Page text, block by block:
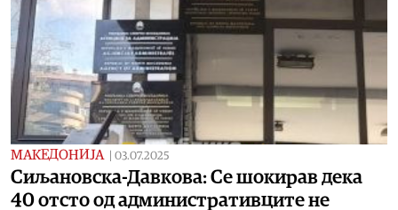
МАКЕДОНИЈА 03.07.2025
Сиљановска-Давкова: Се шокирав дека
40 отсто од административците не